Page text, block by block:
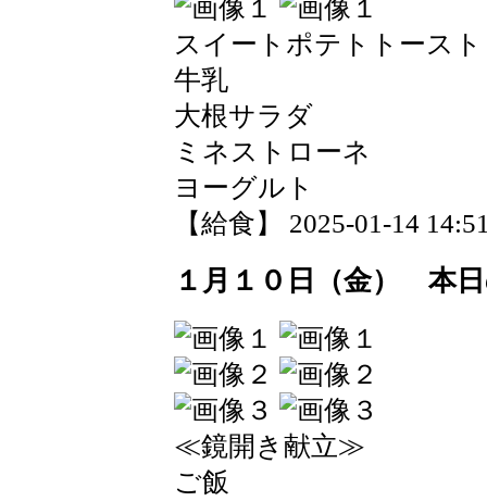
スイートポテトトースト
牛乳
大根サラダ
ミネストローネ
ヨーグルト
【給食】 2025-01-14
１月１０日（金） 本
≪鏡開き献立≫
ご飯